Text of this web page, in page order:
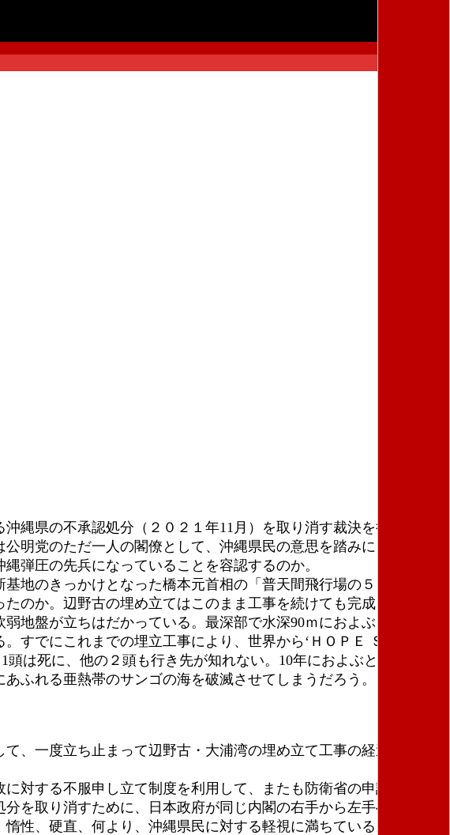
県の不承認処分（２０２１年11月）を取り消す裁決を行った。
明党のただ一人の閣僚として、沖縄県民の意思を踏みにじってい
弾圧の先兵になっていることを容認するのか。
地のきっかけとなった橋本元首相の「普天間飛行場の５～７年内
のか。辺野古の埋め立てはこのまま工事を続けても完成しない。
盤が立ちはだかっている。最深部で水深90ｍにおよぶ、これま
すでにこれまでの埋立工事により、世界から‘ＨＯＰＥ ＳＰＯ
は死に、他の２頭も行き先が知れない。10年におよぶといわれる
ふれる亜熱帯のサンゴの海を破滅させてしまうだろう。
、一度立ち止まって辺野古・大浦湾の埋め立て工事の経過を振り
対する不服申し立て制度を利用して、またも防衛省の申請を国交
を取り消すために、日本政府が同じ内閣の右手から左手への手品
性、硬直、何より、沖縄県民に対する軽視に満ちている。